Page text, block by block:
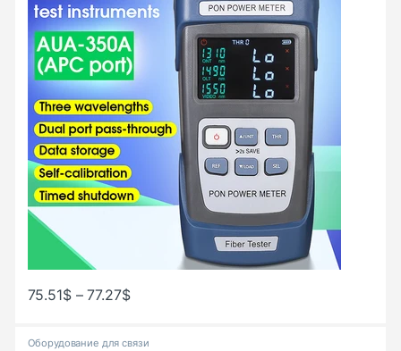
75.51$–77.27$
Оборудование для связи